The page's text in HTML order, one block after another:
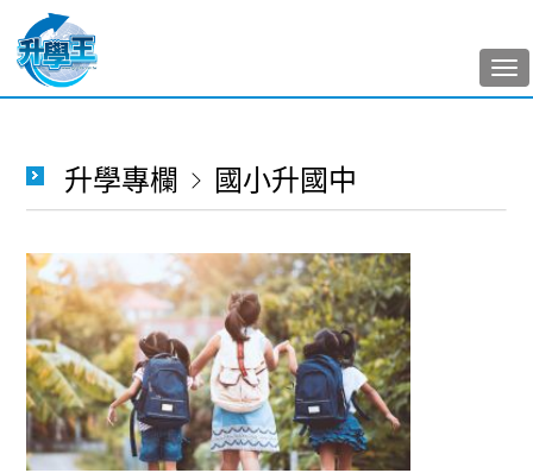
升學專欄 國小升國中